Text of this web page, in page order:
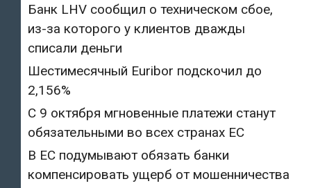
Банк LHV сообщил о техническом сбое,
из-за которого у клиентов дважды
списали деньги
Шестимесячный Euribor подскочил до
2,156%
С 9 октября мгновенные платежи станут
обязательными во всех странах ЕС
В ЕС подумывают обязать банки
компенсировать ущерб от мошенничества